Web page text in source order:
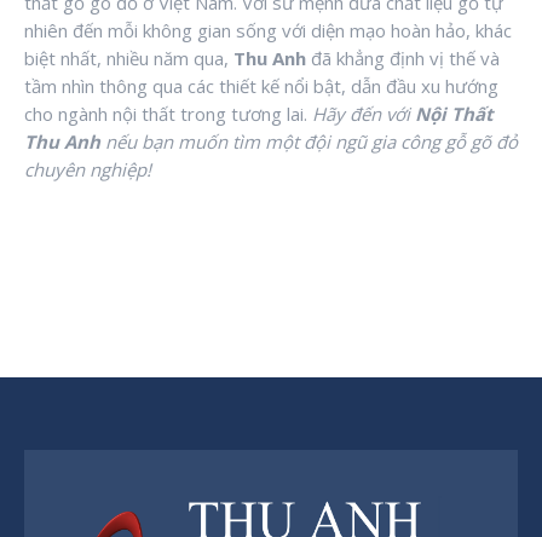
nhiên đến mỗi không gian sống với diện mạo hoàn hảo, khác
biệt nhất, nhiều năm qua, Thu Anh đã khẳng định vị thế và
tầm nhìn thông qua các thiết kế nổi bật, dẫn đầu xu hướng
cho ngành nội thất trong tương lai. Hãy đến với Nội Thất
Thu Anh nếu bạn muốn tìm một đội ngũ gia công gỗ gõ đỏ
chuyên nghiệp!